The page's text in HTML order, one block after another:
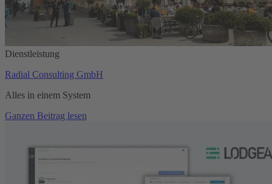
Dienstleistung
Radial Consulting GmbH
Alles in einem System
Ganzen Beitrag lesen